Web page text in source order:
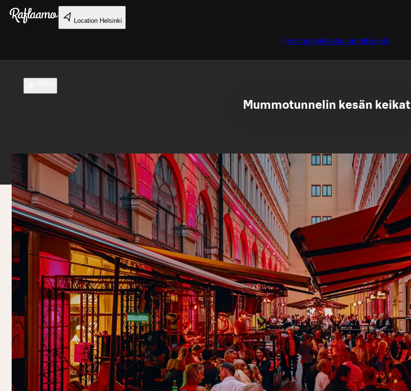
Skip to main content
Location Helsinki
Front pageRestaurantsEvents
Mummotunnelin kesän keikat